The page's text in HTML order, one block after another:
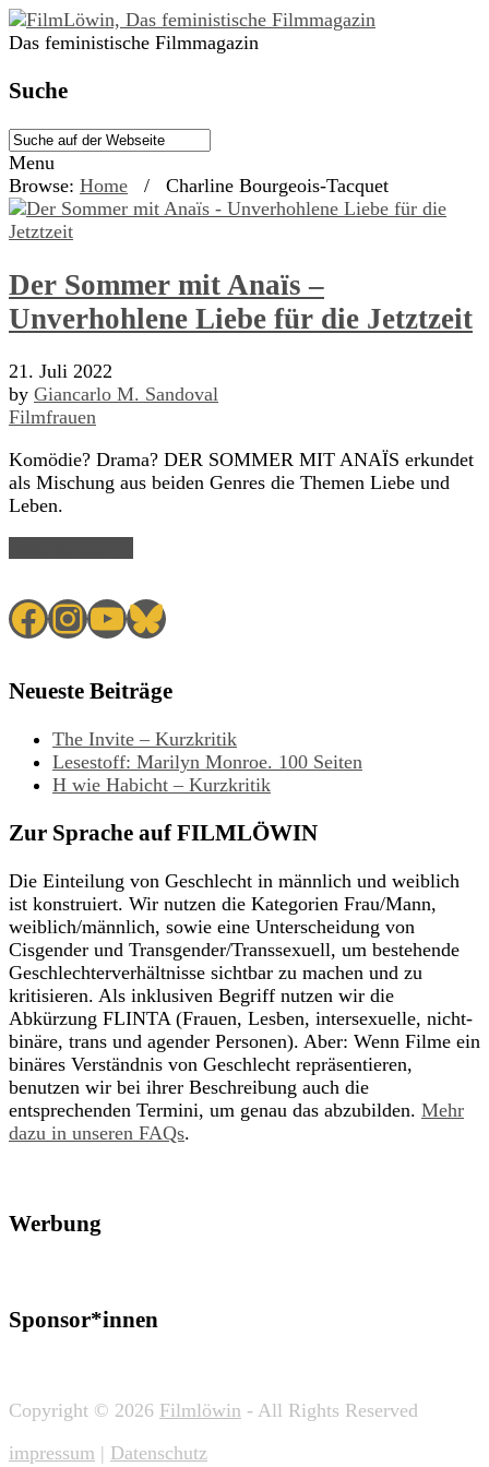
Das feministische Filmmagazin
Suche
Menu
Browse: Home / Charline Bourgeois-Tacquet
Der Sommer mit Anaïs –
Unverhohlene Liebe für die Jetztzeit
21. Juli 2022
by Giancarlo M. Sandoval
Filmfrauen
Komödie? Drama? DER SOMMER MIT ANAÏS erkundet
als Mischung aus beiden Genres die Themen Liebe und
Leben.
Facebook
Instagram
YouTube
Bluesky
Neueste Beiträge
The Invite – Kurzkritik
Lesestoff: Marilyn Monroe. 100 Seiten
H wie Habicht – Kurzkritik
Zur Sprache auf FILMLÖWIN
Die Einteilung von Geschlecht in männlich und weiblich
ist konstruiert. Wir nutzen die Kategorien Frau/Mann,
weiblich/männlich, sowie eine Unterscheidung von
Cisgender und Transgender/Transsexuell, um bestehende
Geschlechterverhältnisse sichtbar zu machen und zu
kritisieren. Als inklusiven Begriff nutzen wir die
Abkürzung FLINTA (Frauen, Lesben, intersexuelle, nicht-
binäre, trans und agender Personen). Aber: Wenn Filme ein
binäres Verständnis von Geschlecht repräsentieren,
benutzen wir bei ihrer Beschreibung auch die
entsprechenden Termini, um genau das abzubilden. Mehr
dazu in unseren FAQs.
Werbung
Sponsor*innen
Copyright © 2026 Filmlöwin - All Rights Reserved
impressum | Datenschutz